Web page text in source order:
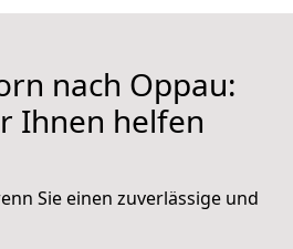
nach Oppau:
Ihnen helfen
Sie einen zuverlässige und